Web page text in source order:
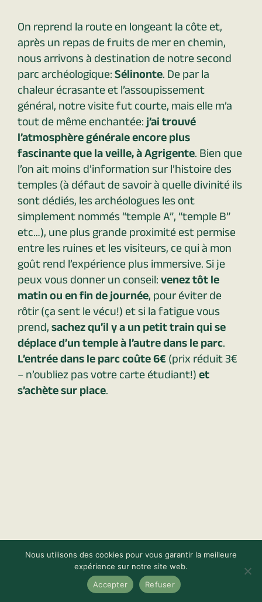
On reprend la route en longeant la côte et,
après un repas de fruits de mer en chemin,
nous arrivons à destination de notre second
parc archéologique:Sélinonte. De par la
chaleur écrasante et l’assoupissement
général, notre visite fut courte, mais elle m’a
tout de même enchantée:j’ai trouvé
l’atmosphère générale encore plus
fascinante que la veille, à Agrigente. Bien que
l’on ait moins d’information sur l’histoire des
temples (à défaut de savoir à quelle divinité ils
sont dédiés, les archéologues les ont
simplement nommés “temple A”, “temple B”
etc…), une plus grande proximité est permise
entre les ruines et les visiteurs, ce qui à mon
goût rend l’expérience plus immersive. Si je
peux vous donner un conseil:venez tôt le
matin ou en fin de journée, pour éviter de
rôtir (ça sent le vécu!) et si la fatigue vous
prend,sachez qu’il y a un petit train qui se
déplace d’un temple à l’autre dans le parc.
L’entrée dans le parc coûte 6€(prix réduit 3€
– n’oubliez pas votre carte étudiant!)et
s’achète sur place.
Nous utilisons des cookies pour vous garantir la meilleure
expérience sur notre site web.
Accepter
Refuser